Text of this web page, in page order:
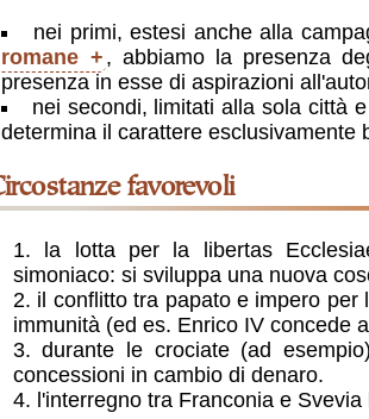
nei primi, estesi anche alla
romane
, abbiamo la presenza
presenza in esse di aspirazioni
nei secondi, limitati alla sola città
determina il carattere esclusivamente
circostanze favorevoli
la lotta per la libertas
simoniaco: si sviluppa una nuova
il conflitto tra papato e impero
immunità (ed es. Enrico IV concede
durante le crociate (ad
concessioni in cambio di denaro.
l'interregno tra Franconia e